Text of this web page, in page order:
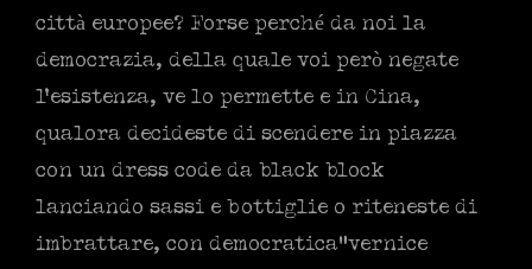
città europee? Forse perché da noi la
democrazia, della quale voi però negate
l’esistenza, ve lo permette e in Cina,
qualora decideste di scendere in piazza
con un dress code da black block
lanciando sassi e bottiglie o riteneste di
imbrattare, con democratica“vernice